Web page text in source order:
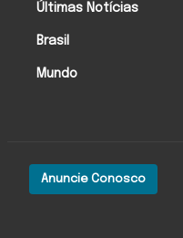
Anuncie Conosco
Últimas Notícias
Brasil
Mundo